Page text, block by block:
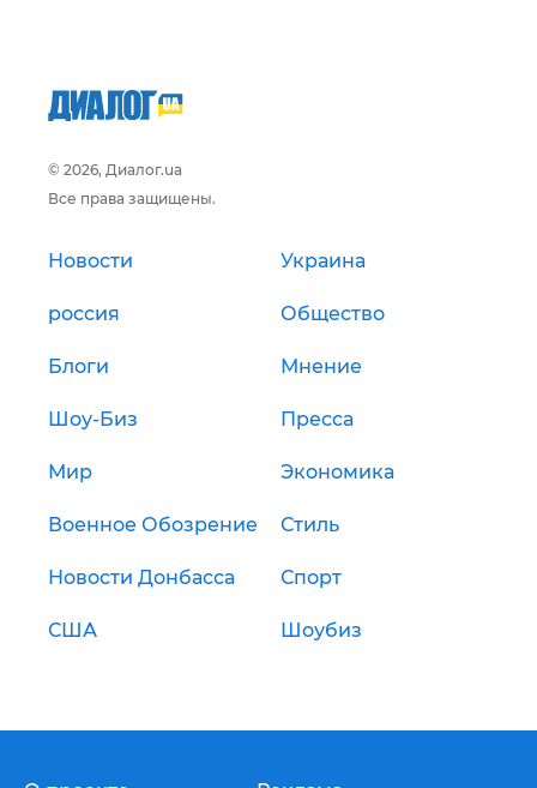
© 2026, Диалог.ua
Все права защищены.
Новости Украина
россия Общество
Блоги Мнение
Шоу-Биз Пресса
Мир Экономика
Военное Обозрение Стиль
Новости Донбасса Спорт
США Шоубиз